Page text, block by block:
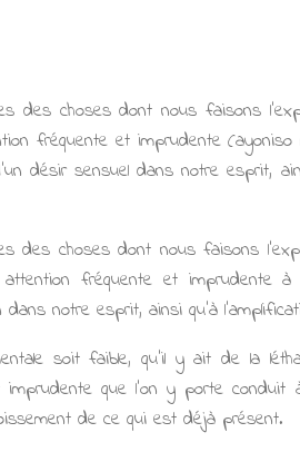
des choses dont nous faisons
fréquente et imprudente
désir sensuel dans notre esprit,
des choses dont nous faisons
fréquente et imprudente
dans notre esprit, ainsi qu'à
soit faible, qu'il y ait de la
que l'on y porte conduit
de ce qui est déjà présent.